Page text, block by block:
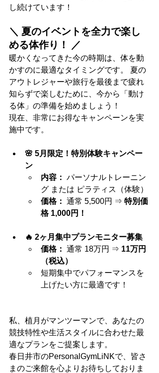
し続けています！
＼ 夏のイベントを全力で楽し
める体作り！ ／
暖かくなってきた今の時期は、体を動
かすのに最適なタイミングです。 夏の
アウトレジャーや旅行を最後まで疲れ
知らずで楽しむために、今から「動け
る体」の準備を始めましょう！
現在、非常にお得なキャンペーンを実
施中です。
🌸 5月限定！特別体験キャンペー
ン
内容： パーソナルトレーニン
グ または ピラティス（体験）
価格： 通常 5,500円 ⇒ 特別価
格 1,000円！
🔥 2ヶ月集中プランモニター募集
価格： 通常 18万円 ⇒ 11万円
（税込）
短期集中でパフォーマンスを
上げたい方に最適です！
私、植月がマンツーマンで、あなたの
競技特性や生活スタイルに合わせた最
適なプランをご提案します。
春日井市のPersonalGymLiNKで、皆さ
まのご来館を心よりお待ちしておりま